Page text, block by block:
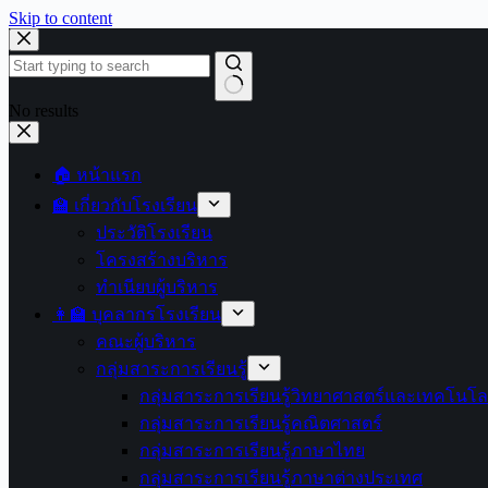
Skip to content
No results
🏠 หน้าแรก
🏫 เกี่ยวกับโรงเรียน
ประวัติโรงเรียน
โครงสร้างบริหาร
ทำเนียบผู้บริหาร
👩‍🏫 บุคลากรโรงเรียน
คณะผู้บริหาร
กลุ่มสาระการเรียนรู้
กลุ่มสาระการเรียนรู้วิทยาศาสตร์และเทคโนโ
กลุ่มสาระการเรียนรู้คณิตศาสตร์
กลุ่มสาระการเรียนรู้ภาษาไทย
กลุ่มสาระการเรียนรู้ภาษาต่างประเทศ